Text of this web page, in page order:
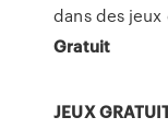
dans des jeux
Gratuit
JEUX